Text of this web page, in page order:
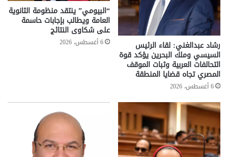
رشاد عبدالغني: لقاء الرئيس
السيسي وملك البحرين يؤكد قوة
التحالفات العربية وثبات الموقف
المصري تجاه قضايا المنطقة
6 أغسطس، 2026
“البيومي” ينتقد منظومة الثانوية
العامة ويطالب بإجابات حاسمة
على شكاوى النتائج
6 أغسطس، 2026